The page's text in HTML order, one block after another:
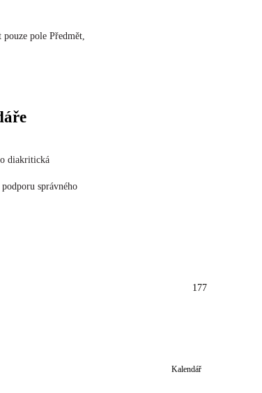
pole Předmět,
diakritická
správného
177
Kalendář